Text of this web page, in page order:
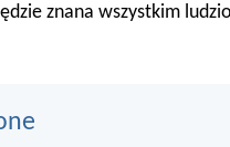
znana wszystkim